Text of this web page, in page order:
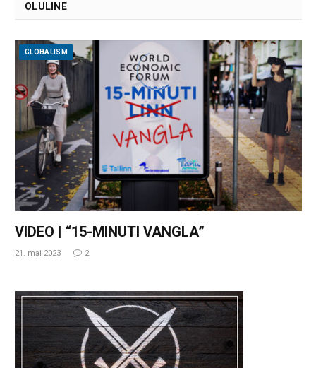
OLULINE
GLOBALISM
VIDEO | “15-MINUTI VANGLA”
21. mai 2023 2